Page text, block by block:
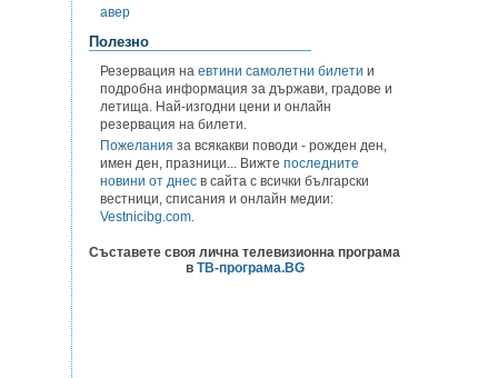
авер
Полезно
Резервация на евтини самолетни билети и
подробна информация за държави, градове и
летища. Най-изгодни цени и онлайн
резервация на билети.
Пожелания за всякакви поводи - рожден ден,
имен ден, празници... Вижте последните
новини от днес в сайта с всички български
вестници, списания и онлайн медии:
Vestnicibg.com.
Съставете своя лична телевизионна програма
в ТВ-програма.BG